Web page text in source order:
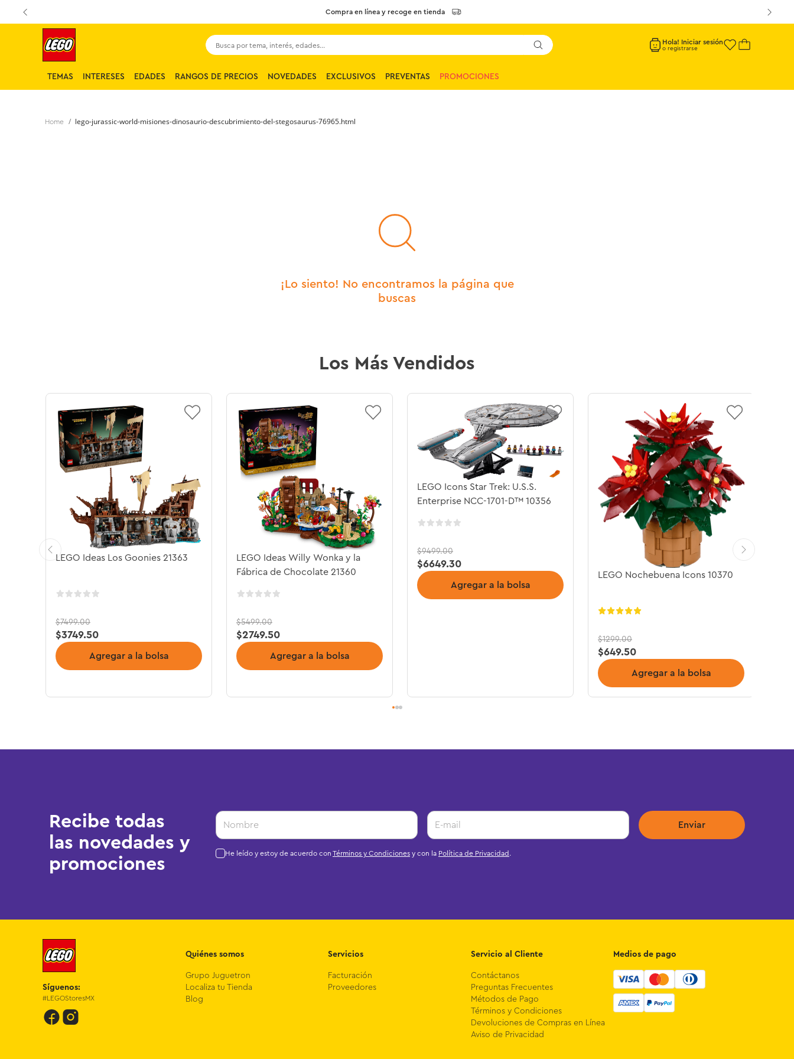
Compra en línea y recoge en tienda
Busca por tema, interés, edades... Hola! Iniciar sesión
TEMAS INTERESES EDADES RANGOS DE PRECIOS NOVEDADES EXCLUSIVOS PREVENTAS PROMOCIONES
lego-jurassic-world-misiones-dinosaurio-descubrimiento-del-stegosaurus-76965.html
¡Lo siento! No encontramos la página que
buscas
Los Más Vendidos
LEGO Ideas Los Goonies 21363
$7499.00
$3749.50
Agregar a la bolsa
LEGO Ideas Willy Wonka y la
Fábrica de Chocolate 21360
$5499.00
$2749.50
Agregar a la bolsa
LEGO Icons Star Trek: U.S.S.
Enterprise NCC-1701-D™ 10356
$9499.00
$6649.30
Agregar a la bolsa
LEGO Nochebuena Icons 10370
$1299.00
$649.50
Agregar a la bolsa
Recibe todas
las novedades y
promociones
Enviar
He leído y estoy de acuerdo con Términos y Condiciones y con la Política de Privacidad .
Síguenos:
#LEGOStoresMX
Quiénes somos
Grupo Juguetron
Localiza tu Tienda
Blog
Servicios
Facturación
Proveedores
Servicio al Cliente
Contáctanos
Preguntas Frecuentes
Métodos de Pago
Términos y Condiciones
Devoluciones de Compras en Línea
Aviso de Privacidad
Medios de pago